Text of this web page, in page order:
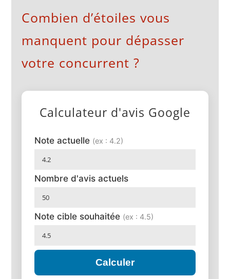
options
peuvent
être
la
page
produit
Combien d’étoiles vous
manquent pour dépasser
votre concurrent ?
Calculateur d'avis Google
Note actuelle (ex : 4.2)
Nombre d'avis actuels
Note cible souhaitée (ex : 4.5)
Calculer